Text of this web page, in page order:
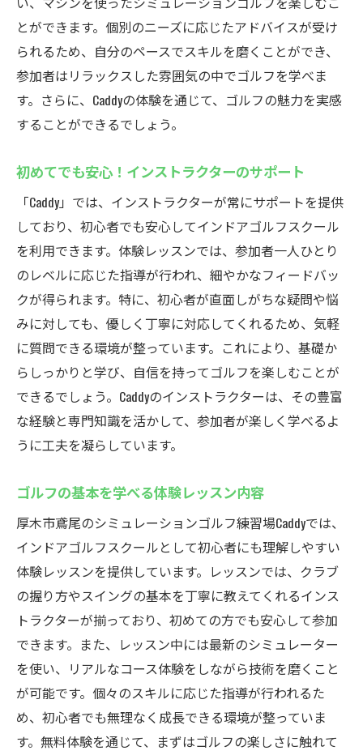
とができます。個別のニーズに応じたアドバイスが受け
られるため、自分のペースでスキルを磨くことができ、
参加者はリラックスした雰囲気の中でゴルフを学べま
す。さらに、Caddyの体験を通じて、ゴルフの魅力を実感
することができるでしょう。
初めてでも安心！インストラクターのサポート
「Caddy」では、インストラクターが常にサポートを提供
しており、初心者でも安心してインドアゴルフスクール
を利用できます。体験レッスンでは、参加者一人ひとり
のレベルに応じた指導が行われ、細やかなフィードバッ
クが得られます。特に、初心者が直面しがちな疑問や悩
みに対しても、優しく丁寧に対応してくれるため、気軽
に質問できる環境が整っています。これにより、基礎か
らしっかりと学び、自信を持ってゴルフを楽しむことが
できるでしょう。Caddyのインストラクターは、その豊富
な経験と専門知識を活かして、参加者が楽しく学べるよ
うに工夫を凝らしています。
ゴルフの基本を学べる体験レッスン内容
厚木市鳶尾のシミュレーションゴルフ練習場Caddyでは、
インドアゴルフスクールとして初心者にも理解しやすい
体験レッスンを提供しています。レッスンでは、クラブ
の握り方やスイングの基本を丁寧に教えてくれるインス
トラクターが揃っており、初めての方でも安心して参加
できます。また、レッスン中には最新のシミュレーター
を使い、リアルなコース体験をしながら技術を磨くこと
が可能です。個々のスキルに応じた指導が行われるた
め、初心者でも無理なく成長できる環境が整っていま
す。無料体験を通じて、まずはゴルフの楽しさに触れて